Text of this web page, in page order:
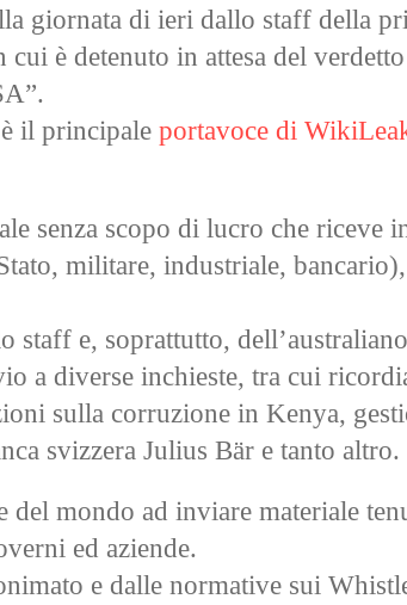
giornata di ieri dallo staff della
è detenuto in attesa del
il principale portavoce di
senza scopo di lucro che riceve
militare, industriale,
e, soprattutto,
a diverse inchieste, tra cui
sulla corruzione in Kenya,
svizzera Julius Bär e tanto altro.
mondo ad inviare materiale
ed aziende.
e dalle normative sui